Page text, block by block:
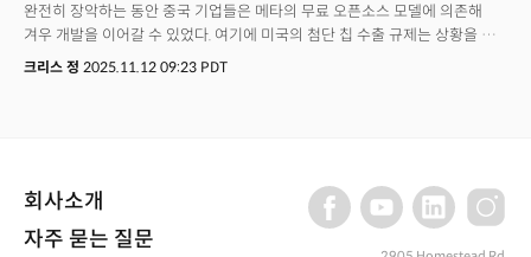
완전히 장악하는 동안 중국 기업들은 메타의 무료 오픈소스 모델에 의존해
겨우 개발을 이어갈 수 있었다. 여기에 미국의 첨단 칩 수출 규제는 상황을 더
악화시켰다. 이대로라면 AI 주도권을 미국에 완전히 뺏기겠다고 판단이 된
결국 9개월 뒤, 중국 스타트업 딥시크가 결과를 내놓았다. 문제 해결 모델인
R1은 오픈AI 최고 모델과 비슷한 성능을 구현했다. 그것도 훨씬 적은 비용과
컴퓨팅 파워만으로. 제2의 '스푸트니크 쇼크'로 불린 딥시크 사태의
크리스 정 2025.11.12 09:23 PDT
회사소개
자주 묻는 질문